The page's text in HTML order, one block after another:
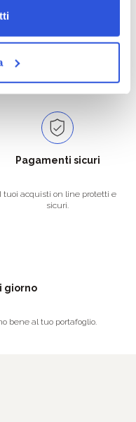
Spedizione gratuita
spedizione la regaliamo noi.
Pagamenti sicuri
I tuoi acquisti on line protetti e
sicuri.
giorno
bene al tuo portafoglio.